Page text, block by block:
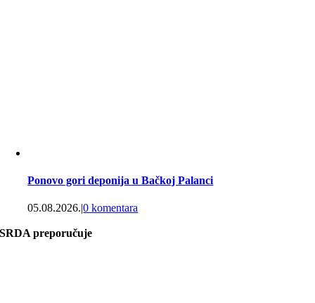
Ponovo gori deponija u Bačkoj Palanci
05.08.2026.|0 komentara
SRDA preporučuje